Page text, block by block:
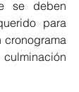
se deben
para
cronograma